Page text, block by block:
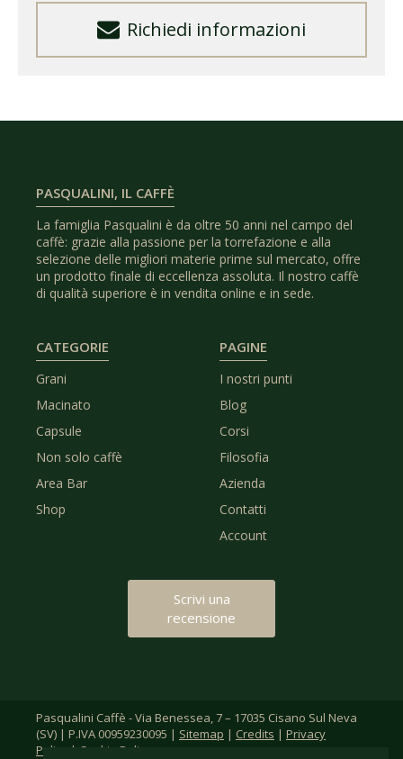
Richiedi informazioni
PASQUALINI, IL CAFFÈ
La famiglia Pasqualini è da oltre 50 anni nel campo del
caffè: grazie alla passione per la torrefazione e alla
selezione delle migliori materie prime sul mercato, offre
un prodotto finale di eccellenza assoluta. Il nostro caffè
di qualità superiore è in vendita online e in sede.
CATEGORIE
Grani
Macinato
Capsule
Non solo caffè
Area Bar
Shop
PAGINE
I nostri punti
Blog
Corsi
Filosofia
Azienda
Contatti
Account
Scrivi una
recensione
Pasqualini Caffè - Via Benessea, 7 – 17035 Cisano Sul Neva
(SV) | P.IVA 00959230095 | Sitemap | Credits | Privacy
Policy
| Cookie Policy